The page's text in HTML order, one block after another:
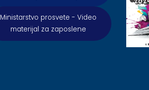
Ministarstvo prosvete - Video
materijal za zaposlene